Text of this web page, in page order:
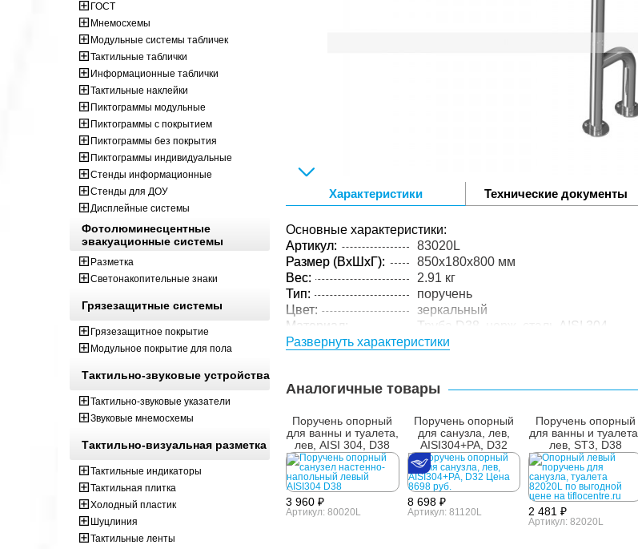
Характеристики Технические документы
Основные характеристики:
Артикул:
83020L
Размер (ВxШxГ):
850x180x800 мм
Вес:
2.91 кг
Тип:
поручень
Цвет:
зеркальный
Материал:
Труба D38, нерж. cталь AISI 304
Параметры упакованного товара:
Вес:
Кол-во изделий в
упаковке:
1 шт.
Развернуть характеристики
Аналогичные товары
Поручень опорный
для ванны и туалета,
лев, AISI 304, D38
3 960 ₽
Артикул: 80020L
Поручень опорный
для санузла, лев,
AISI304+PA, D32
8 698 ₽
Артикул: 81120L
Поручень опорный
для ванны и туалета,
лев, ST3, D38
2 481 ₽
Артикул: 82020L
ГОСТ
Мнемосхемы
Модульные системы табличек
Тактильные таблички
Информационные таблички
Тактильные наклейки
Пиктограммы модульные
Пиктограммы с покрытием
Пиктограммы без покрытия
Пиктограммы индивидуальные
Стенды информационные
Стенды для ДОУ
Дисплейные системы
Фотолюминесцентные
эвакуационные системы
Разметка
Светонакопительные знаки
Грязезащитные системы
Грязезащитное покрытие
Модульное покрытие для пола
Тактильно-звуковые устройства
Тактильно-звуковые указатели
Звуковые мнемосхемы
Тактильно-визуальная разметка
Тактильные индикаторы
Тактильная плитка
Холодный пластик
Шуцлиния
Тактильные ленты